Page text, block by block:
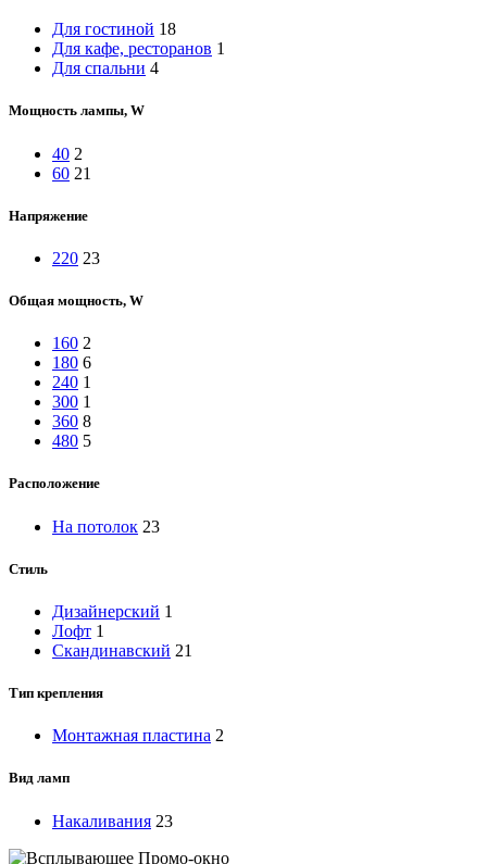
Для гостиной 18
Для кафе, ресторанов 1
Для спальни 4
Мощность лампы, W
40 2
60 21
Напряжение
220 23
Общая мощность, W
160 2
180 6
240 1
300 1
360 8
480 5
Расположение
На потолок 23
Стиль
Дизайнерский 1
Лофт 1
Скандинавский 21
Тип крепления
Монтажная пластина 2
Вид ламп
Накаливания 23